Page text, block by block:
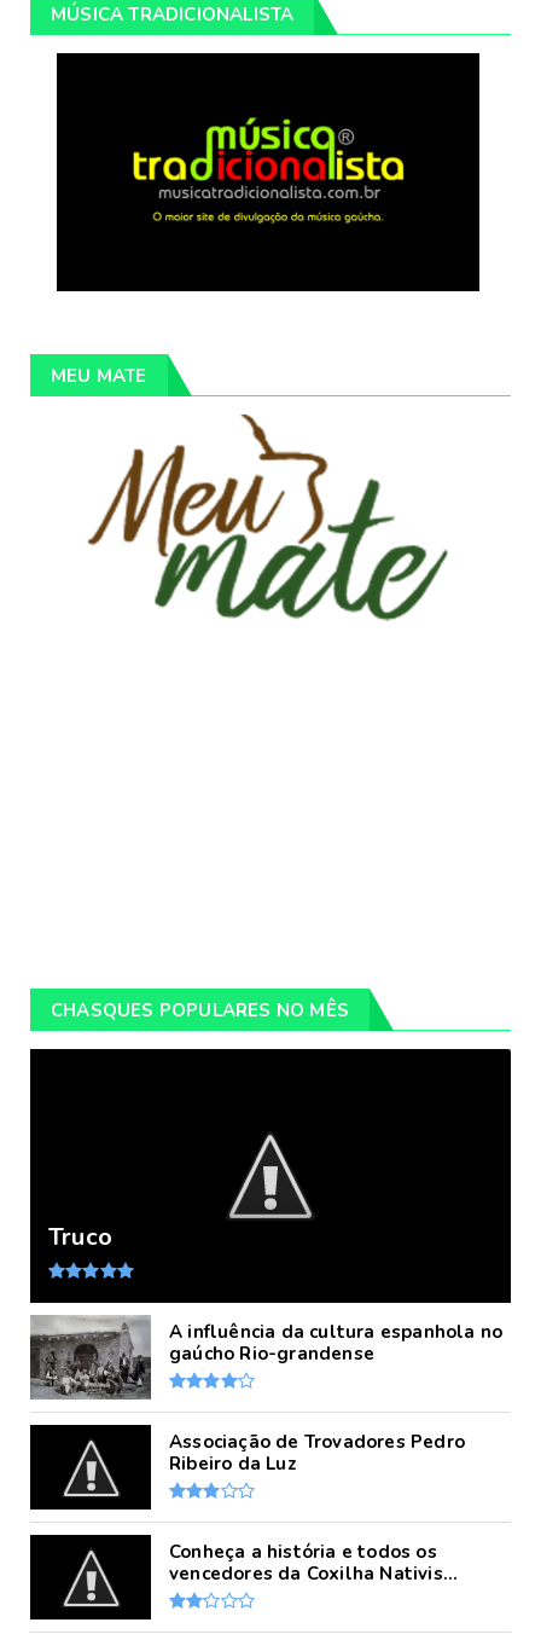
MÚSICA TRADICIONALISTA
MEU MATE
CHASQUES POPULARES NO MÊS
Truco
A influência da cultura espanhola no
gaúcho Rio-grandense
Associação de Trovadores Pedro
Ribeiro da Luz
Conheça a história e todos os
vencedores da Coxilha Nativis...